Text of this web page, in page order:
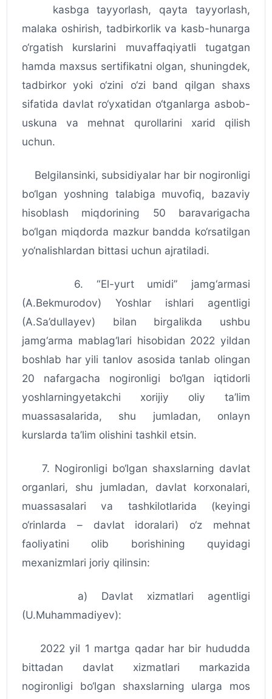
kasbga tayyorlash, qayta tayyorlash,
malaka oshirish, tadbirkorlik va kasb-hunarga
o‘rgatish kurslarini muvaffaqiyatli tugatgan
hamda maxsus sertifikatni olgan, shuningdek,
tadbirkor yoki o‘zini o‘zi band qilgan shaxs
sifatida davlat ro‘yxatidan o‘tganlarga asbob-
uskuna va mehnat qurollarini xarid qilish
uchun.
Belgilansinki, subsidiyalar har bir nogironligi
bo‘lgan yoshning talabiga muvofiq, bazaviy
hisoblash miqdorining 50 baravarigacha
bo‘lgan miqdorda mazkur bandda ko‘rsatilgan
yo‘nalishlardan bittasi uchun ajratiladi.
6. “El-yurt umidi” jamg‘armasi
(A.Bekmurodov) Yoshlar ishlari agentligi
(A.Sa’dullayev) bilan birgalikda ushbu
jamg‘arma mablag‘lari hisobidan 2022 yildan
boshlab har yili tanlov asosida tanlab olingan
20 nafargacha nogironligi bo‘lgan iqtidorli
yoshlarningyetakchi xorijiy oliy ta’lim
muassasalarida, shu jumladan, onlayn
kurslarda ta’lim olishini tashkil etsin.
7. Nogironligi bo‘lgan shaxslarning davlat
organlari, shu jumladan, davlat korxonalari,
muassasalari va tashkilotlarida (keyingi
o‘rinlarda – davlat idoralari) o‘z mehnat
faoliyatini olib borishining quyidagi
mexanizmlari joriy qilinsin:
a) Davlat xizmatlari agentligi
(U.Muhammadiyev):
2022 yil 1 martga qadar har bir hududda
bittadan davlat xizmatlari markazida
nogironligi bo‘lgan shaxslarning ularga mos